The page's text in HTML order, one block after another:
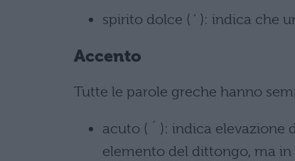
spirito dolce ( ’ ): indica che
Accento
Tutte le parole greche hanno
acuto ( ´ ): indica elevazione
elemento del dittongo, ma